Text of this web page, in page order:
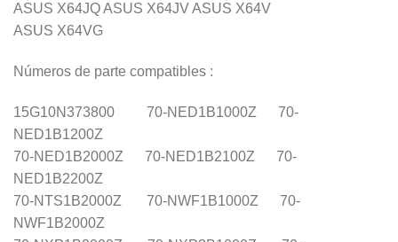
ASUS X64JQ ASUS X64JV ASUS X64V
ASUS X64VG
Números de parte compatibles :
15G10N373800 70-NED1B1000Z 70-
NED1B1200Z
70-NED1B2000Z 70-NED1B2100Z 70-
NED1B2200Z
70-NTS1B2000Z 70-NWF1B1000Z 70-
NWF1B2000Z